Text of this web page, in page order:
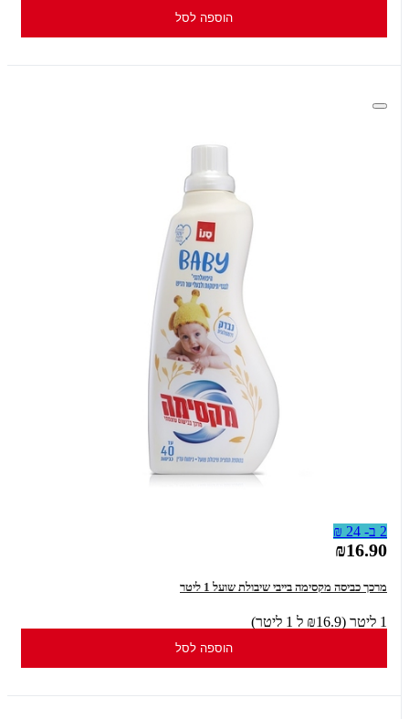
הוספה לסל
2 ב- 24 ₪
₪16.90
מרכך כביסה מקסימה בייבי שיבולת שועל 1 ליטר
1 ליטר (₪16.9 ל 1 ליטר)
הוספה לסל